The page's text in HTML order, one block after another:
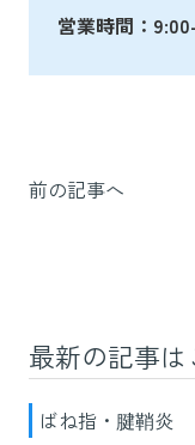
営業時間：
前の記事へ
最新の記事は
ばね指・腱鞘炎